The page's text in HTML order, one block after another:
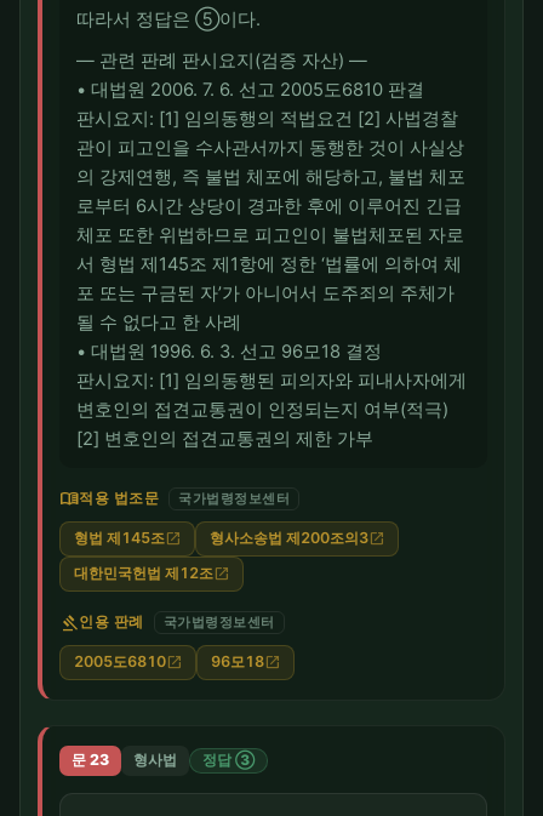
따라서 정답은 ⑤이다.
― 관련 판례 판시요지(검증 자산) ―
• 대법원 2006. 7. 6. 선고 2005도6810 판결
판시요지: [1] 임의동행의 적법요건 [2] 사법경찰
관이 피고인을 수사관서까지 동행한 것이 사실상
의 강제연행, 즉 불법 체포에 해당하고, 불법 체포
로부터 6시간 상당이 경과한 후에 이루어진 긴급
체포 또한 위법하므로 피고인이 불법체포된 자로
서 형법 제145조 제1항에 정한 ‘법률에 의하여 체
포 또는 구금된 자’가 아니어서 도주죄의 주체가
될 수 없다고 한 사례
• 대법원 1996. 6. 3. 선고 96모18 결정
판시요지: [1] 임의동행된 피의자와 피내사자에게
변호인의 접견교통권이 인정되는지 여부(적극)
[2] 변호인의 접견교통권의 제한 가부
menu_book적용 법조문 국가법령정보센터
형법 제145조 open_in_new 형사소송법 제200조의3 open_in_new
대한민국헌법 제12조 open_in_new
gavel인용 판례 국가법령정보센터
2005도6810 open_in_new 96모18 open_in_new
문 23 형사법 정답 ③